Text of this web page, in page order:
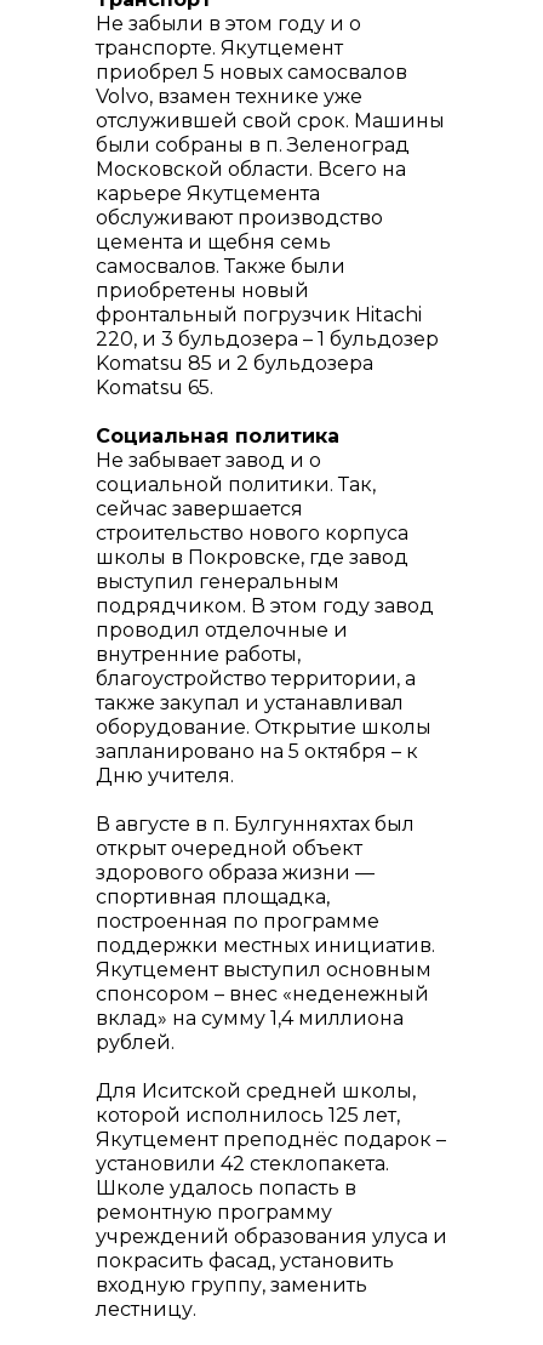
Не забыли в этом году и о
транспорте. Якутцемент
приобрел 5 новых самосвалов
Volvo, взамен технике уже
отслужившей свой срок. Машины
были собраны в п. Зеленоград
Московской области. Всего на
карьере Якутцемента
обслуживают производство
цемента и щебня семь
самосвалов. Также были
приобретены новый
фронтальный погрузчик Hitachi
220, и 3 бульдозера – 1 бульдозер
Komatsu 85 и 2 бульдозера
Komatsu 65.
Социальная политика
Не забывает завод и о
социальной политики. Так,
сейчас завершается
строительство нового корпуса
школы в Покровске, где завод
выступил генеральным
подрядчиком. В этом году завод
проводил отделочные и
внутренние работы,
благоустройство территории, а
также закупал и устанавливал
оборудование. Открытие школы
запланировано на 5 октября – к
Дню учителя.
В августе в п. Булгунняхтах был
открыт очередной объект
здорового образа жизни —
спортивная площадка,
построенная по программе
поддержки местных инициатив.
Якутцемент выступил основным
спонсором – внес «неденежный
вклад» на сумму 1,4 миллиона
рублей.
Для Иситской средней школы,
которой исполнилось 125 лет,
Якутцемент преподнёс подарок –
установили 42 стеклопакета.
Школе удалось попасть в
ремонтную программу
учреждений образования улуса и
покрасить фасад, установить
входную группу, заменить
лестницу.